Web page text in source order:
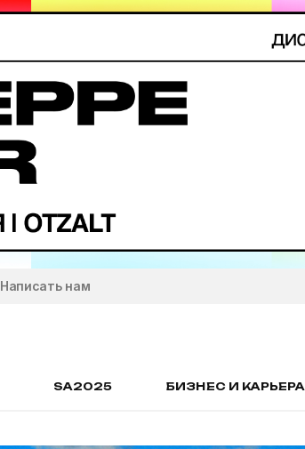
Написать нам
SA2025 БИЗНЕС И КАРЬЕРА